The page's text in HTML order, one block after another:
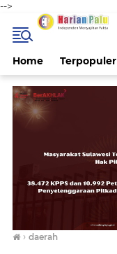
-->
Home Terpopuler
› daerah